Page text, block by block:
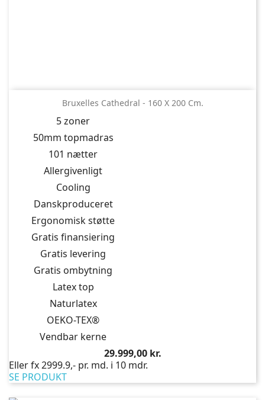
Bruxelles Cathedral - 160 X 200 Cm.
5 zoner
50mm topmadras
101 nætter
Allergivenligt
Cooling
Danskproduceret
Ergonomisk støtte
Gratis finansiering
Gratis levering
Gratis ombytning
Latex top
Naturlatex
OEKO-TEX®
Vendbar kerne
Pris
29.999,00 kr.
Eller fx 2999.9,- pr. md. i 10 mdr.
SE PRODUKT